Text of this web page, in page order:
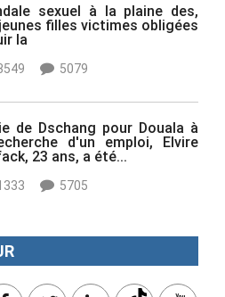
sexuel à la plaine des,
filles victimes obligées
la
5079
de Dschang pour Douala à
d'un emploi, Elvire
23 ans, a été...
5705